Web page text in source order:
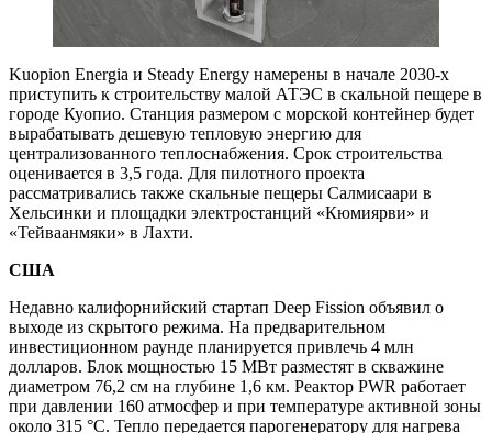
Kuopion Energia и Steady Energy намерены в начале 2030‑х
приступить к строительству малой АТЭС в скальной пещере в
городе Куопио. Станция размером с морской контейнер будет
вырабатывать дешевую тепловую энергию для
централизованного теплоснабжения. Срок строительства
оценивается в 3,5 года. Для пилотного проекта
рассматривались также скальные пещеры Салмисаари в
Хельсинки и площадки электростанций «Кюмиярви» и
«Тейваанмяки» в Лахти.
США
Недавно калифорнийский стартап Deep Fission объявил о
выходе из скрытого режима. На предварительном
инвестиционном раунде планируется привлечь 4 млн
долларов. Блок мощностью 15 МВт разместят в скважине
диаметром 76,2 см на глубине 1,6 км. Реактор PWR работает
при давлении 160 атмосфер и при температуре активной зоны
около 315 °C. Тепло передается парогенератору для нагрева